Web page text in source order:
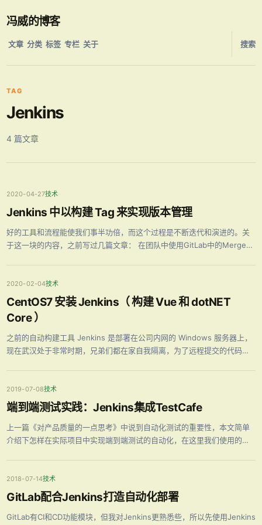
冯威的博客
文章 分类 标签 专栏 关于 搜索
TAG
Jenkins
4 篇文章
2020-04-27技术
Jenkins 中以构建 Tag 来实现版本管理
好的工具和流程能使我们事半功倍，而这个过程是不断迭代和演进的。关
于这一块的内容，之前写过几篇文章： 在团队中使用GitLab中的Merge
…
2020-02-04技术
CentOS7 安装 Jenkins（ 构建 Vue 和 dotNET
Core ）
之前的自动构建工具 Jenkins 是部署在公司内网的 Windows 服务器上，
现在武汉处于非常时期，兄弟们都在家自我隔离，为了远程提交的代码能
2019-07-08技术
端到端测试实践：Jenkins集成TestCafe
上一篇《对产品质量的一点思考》中说到自动化测试的重要性，本文简单
介绍下怎样在实际项目中实现端到端测试的自动化，在这里我们使用的端
2018-07-14技术
GitLab配合Jenkins打造自动化部署
GitLab有CI和CD功能模块，但我对Jenkins更熟悉些，所以先使用Jenkins